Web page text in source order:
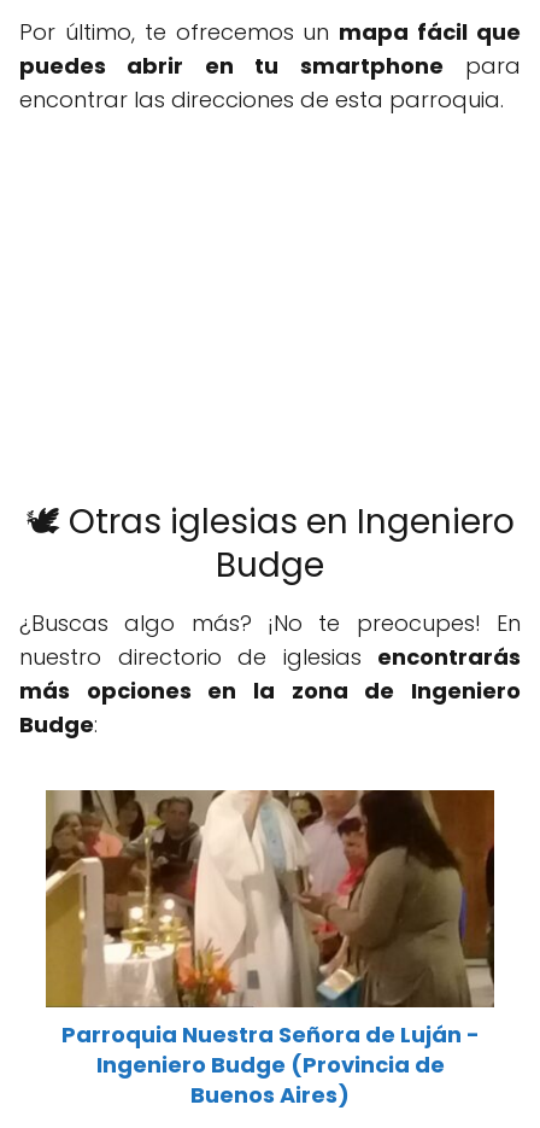
Por último, te ofrecemos un mapa fácil que
puedes abrir en tu smartphone para
encontrar las direcciones de esta parroquia.
🕊️ Otras iglesias en Ingeniero
Budge
¿Buscas algo más? ¡No te preocupes! En
nuestro directorio de iglesias encontrarás
más opciones en la zona de Ingeniero
Budge:
Parroquia Nuestra Señora de Luján -
Ingeniero Budge (Provincia de
Buenos Aires)